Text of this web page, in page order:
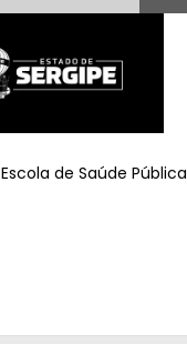
Escola de Saúde